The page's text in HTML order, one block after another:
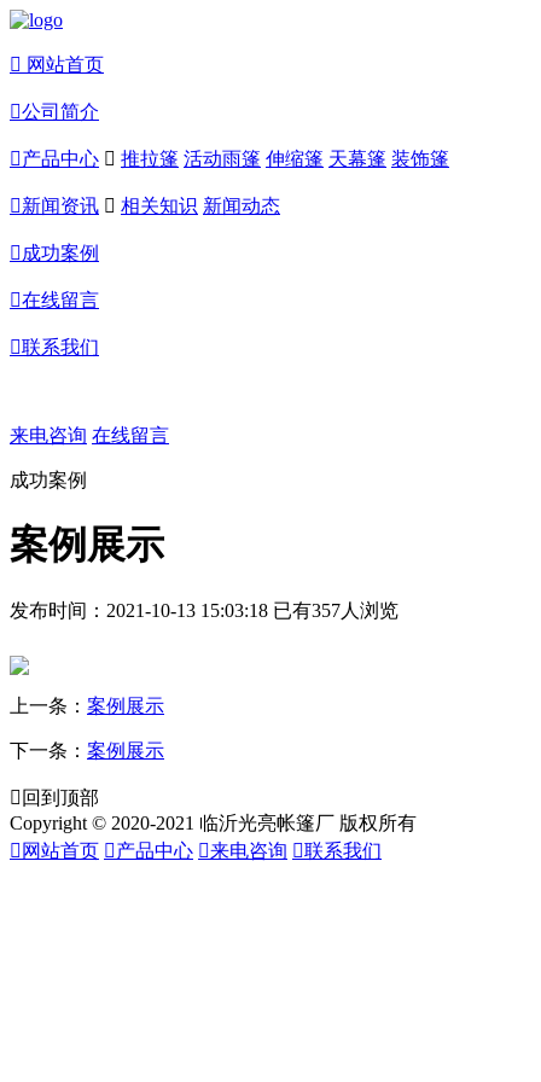
 网站首页
公司简介
产品中心  推拉篷 活动雨篷 伸缩篷 天幕篷 装饰篷
新闻资讯  相关知识 新闻动态
 成功案例
在线留言
联系我们
来电咨询 在线留言
成功案例
案例展示
发布时间：2021-10-13 15:03:18 已有357人浏览
上一条： 案例展示
下一条： 案例展示
 回到顶部
Copyright © 2020-2021 临沂光亮帐篷厂 版权所有
 网站首页 产品中心 来电咨询 联系我们